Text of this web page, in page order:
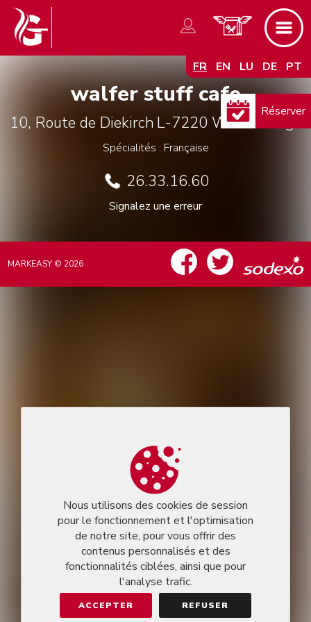
FR EN LU DE PT
walfer stuff cafe
10, Route de Diekirch L-7220 Walferdange
Spécialités : Française
26.33.16.60
Signalez une erreur
Réserver
Nous utilisons des cookies de session
pour le fonctionnement et l'optimisation
de notre site, pour vous offrir des
contenus personnalisés et des
fonctionnalités ciblées, ainsi que pour
l'analyse trafic.
ACCEPTER REFUSER
MARKEASY © 2026